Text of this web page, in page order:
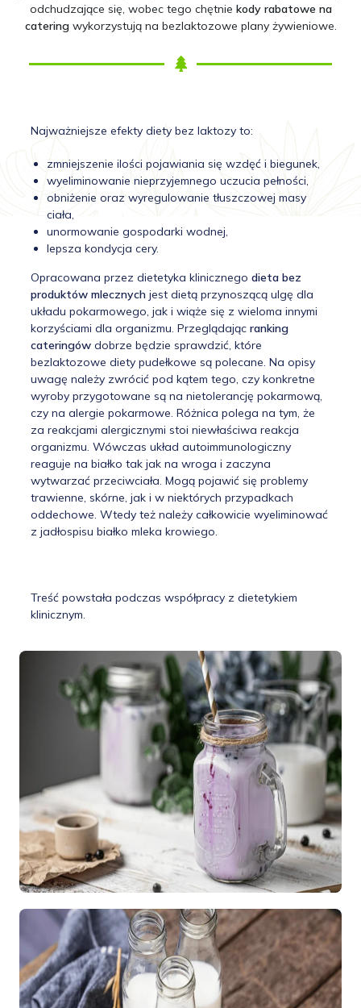
odchudzające się, wobec tego chętnie kody rabatowe na
catering wykorzystują na bezlaktozowe plany żywieniowe.
Najważniejsze efekty diety bez laktozy to:
zmniejszenie ilości pojawiania się wzdęć i biegunek,
wyeliminowanie nieprzyjemnego uczucia pełności,
obniżenie oraz wyregulowanie tłuszczowej masy
ciała,
unormowanie gospodarki wodnej,
lepsza kondycja cery.
Opracowana przez dietetyka klinicznego dieta bez
produktów mlecznych jest dietą przynoszącą ulgę dla
układu pokarmowego, jak i wiąże się z wieloma innymi
korzyściami dla organizmu. Przeglądając ranking
cateringów dobrze będzie sprawdzić, które
bezlaktozowe diety pudełkowe są polecane. Na opisy
uwagę należy zwrócić pod kątem tego, czy konkretne
wyroby przygotowane są na nietolerancję pokarmową,
czy na alergie pokarmowe. Różnica polega na tym, że
za reakcjami alergicznymi stoi niewłaściwa reakcja
organizmu. Wówczas układ autoimmunologiczny
reaguje na białko tak jak na wroga i zaczyna
wytwarzać przeciwciała. Mogą pojawić się problemy
trawienne, skórne, jak i w niektórych przypadkach
oddechowe. Wtedy też należy całkowicie wyeliminować
z jadłospisu białko mleka krowiego.
Treść powstała podczas współpracy z dietetykiem
klinicznym.